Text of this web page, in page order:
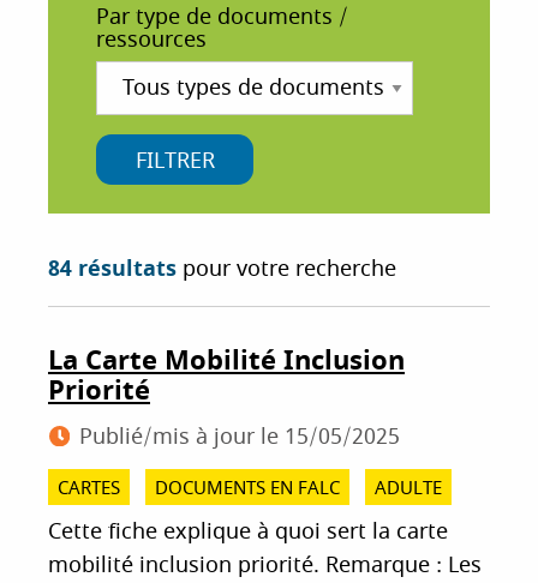
Par type de documents /
ressources
84 résultats pour votre recherche
La Carte Mobilité Inclusion
Priorité
Publié/mis à jour le 15/05/2025
CARTES DOCUMENTS EN FALC ADULTE
Cette fiche explique à quoi sert la carte
mobilité inclusion priorité. Remarque : Les